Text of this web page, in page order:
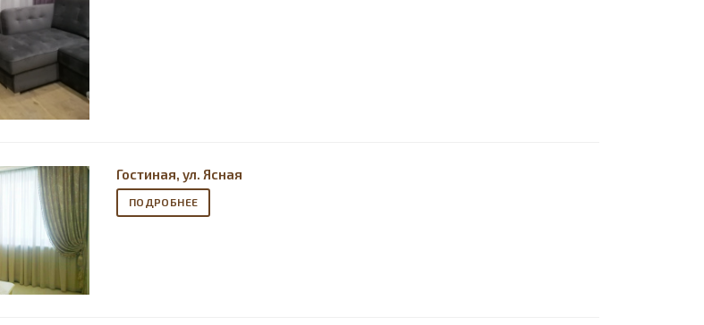
Гостиная, ул. Ясная
ПОДРОБНЕЕ